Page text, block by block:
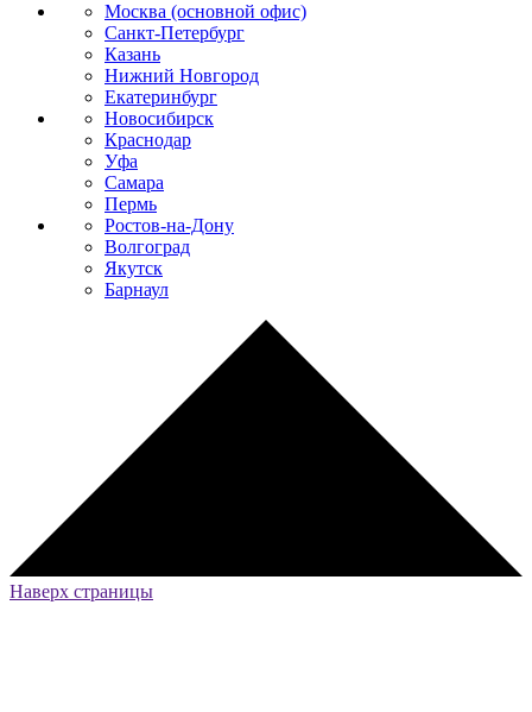
Москва (основной офис)
Санкт-Петербург
Казань
Нижний Новгород
Екатеринбург
Новосибирск
Краснодар
Уфа
Самара
Пермь
Ростов-на-Дону
Волгоград
Якутск
Барнаул
Наверх страницы